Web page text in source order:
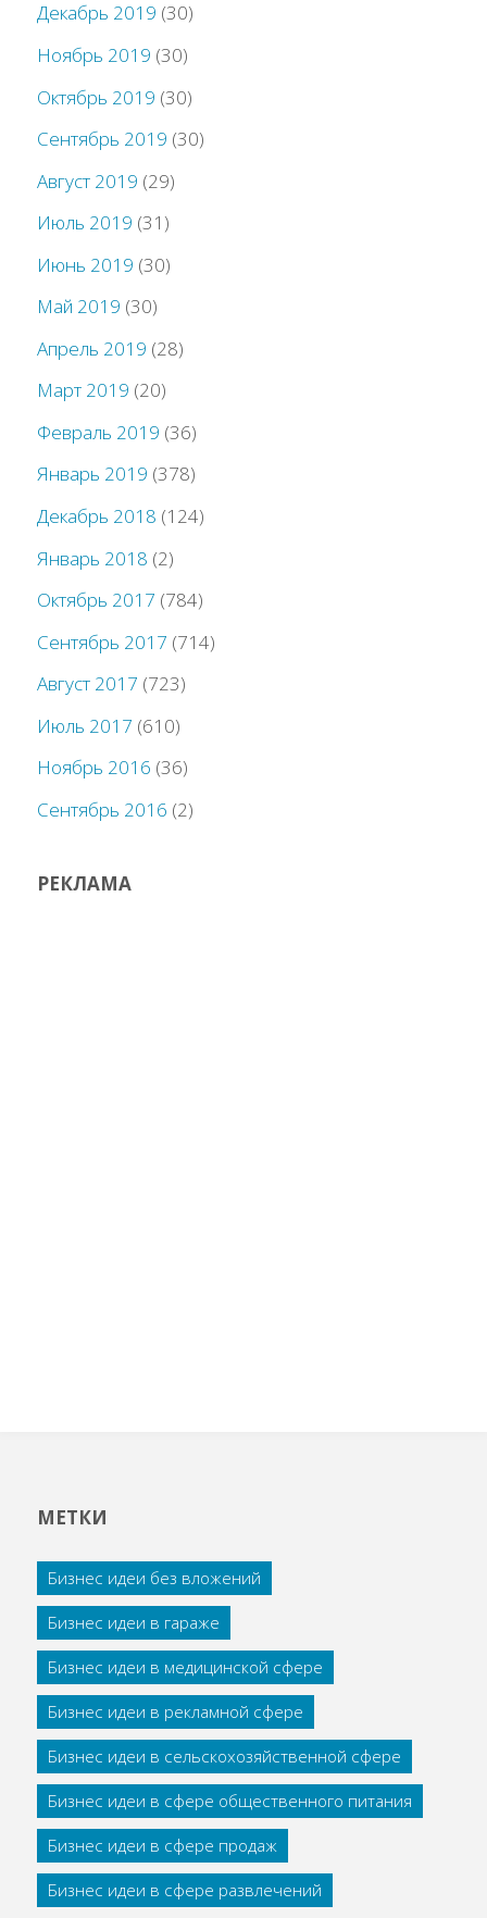
Декабрь 2019 (30)
Ноябрь 2019 (30)
Октябрь 2019 (30)
Сентябрь 2019 (30)
Август 2019 (29)
Июль 2019 (31)
Июнь 2019 (30)
Май 2019 (30)
Апрель 2019 (28)
Март 2019 (20)
Февраль 2019 (36)
Январь 2019 (378)
Декабрь 2018 (124)
Январь 2018 (2)
Октябрь 2017 (784)
Сентябрь 2017 (714)
Август 2017 (723)
Июль 2017 (610)
Ноябрь 2016 (36)
Сентябрь 2016 (2)
РЕКЛАМА
МЕТКИ
Бизнес идеи без вложений
Бизнес идеи в гараже
Бизнес идеи в медицинской сфере
Бизнес идеи в рекламной сфере
Бизнес идеи в сельскохозяйственной сфере
Бизнес идеи в сфере общественного питания
Бизнес идеи в сфере продаж
Бизнес идеи в сфере развлечений